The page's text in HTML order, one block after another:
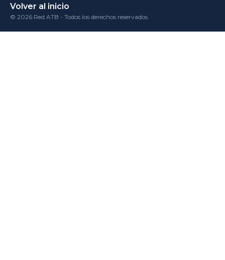
Volver al inicio
© 2026 Red ATB - Todos los derechos reservados.